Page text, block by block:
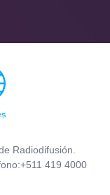
Radiodifusión.
419 4000